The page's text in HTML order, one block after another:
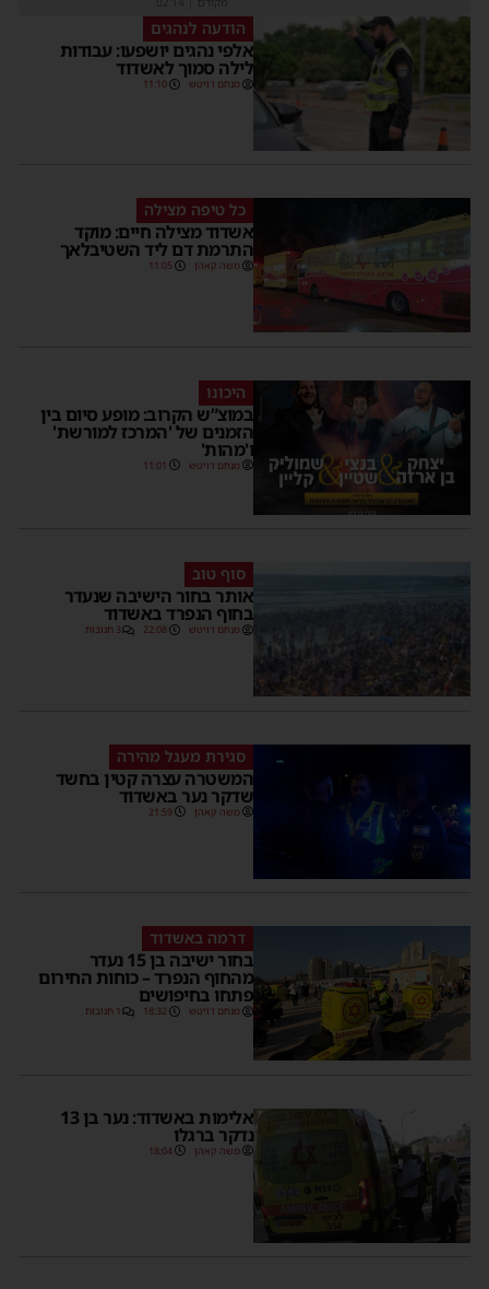
הודעה לנהגים
אלפי נהגים יושפעו: עבודות
לילה סמוך לאשדוד
מנחם דויטש 11:10
כל טיפה מצילה
אשדוד מצילה חיים: מוקד
התרמת דם ליד השטיבלאך
משה קאהן 11:05
היכונו
במוצ”ש הקרוב: מופע סיום בין
הזמנים של 'המרכז למורשת'
ו'מהות'
מנחם דויטש 11:01
סוף טוב
אותר בחור הישיבה שנעדר
בחוף הנפרד באשדוד
מנחם דויטש 22:08 3 תגובות
סגירת מעגל מהירה
המשטרה עצרה קטין בחשד
שדקר נער באשדוד
משה קאהן 21:59
דרמה באשדוד
בחור ישיבה בן 15 נעדר
מהחוף הנפרד – כוחות החירום
פתחו בחיפושים
מנחם דויטש 18:32 1 תגובות
אלימות באשדוד: נער בן 13
נדקר ברגלו
משה קאהן 18:04